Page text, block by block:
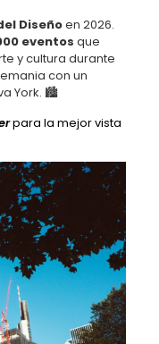
Diseñoen 2026.
eventos que
y cultura durante
con un
York. 🏙️
para la mejor vista